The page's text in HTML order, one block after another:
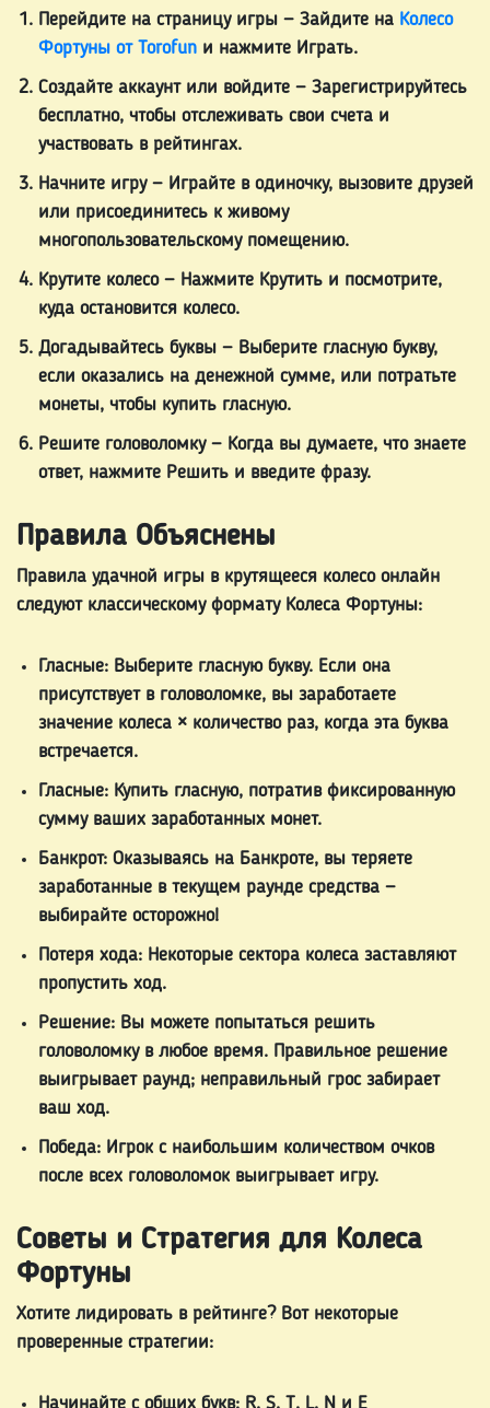
Перейдите на страницу игры — Зайдите на Колесо
Фортуны от Torofun и нажмите Играть.
Создайте аккаунт или войдите — Зарегистрируйтесь
бесплатно, чтобы отслеживать свои счета и
участвовать в рейтингах.
Начните игру— Играйте в одиночку, вызовите друзей
или присоединитесь к живому
многопользовательскому помещению.
Крутите колесо— Нажмите Крутить и посмотрите,
куда остановится колесо.
Догадывайтесь буквы — Выберите гласную букву,
если оказались на денежной сумме, или потратьте
монеты, чтобы купить гласную.
Решите головоломку— Когда вы думаете, что знаете
ответ, нажмите Решить и введите фразу.
Правила Объяснены
Правила удачной игры в крутящееся колесо онлайн
следуют классическому формату Колеса Фортуны:
Гласные: Выберите гласную букву. Если она
присутствует в головоломке, вы заработаете
значение колеса × количество раз, когда эта буква
встречается.
Гласные: Купить гласную, потратив фиксированную
сумму ваших заработанных монет.
Банкрот: Оказываясь на Банкроте, вы теряете
заработанные в текущем раунде средства —
выбирайте осторожно!
Потеря хода: Некоторые сектора колеса заставляют
пропустить ход.
Решение: Вы можете попытаться решить
головоломку в любое время. Правильное решение
выигрывает раунд; неправильный грос забирает
ваш ход.
Победа: Игрок с наибольшим количеством очков
после всех головоломок выигрывает игру.
Советы и Стратегия для Колеса
Фортуны
Хотите лидировать в рейтинге? Вот некоторые
проверенные стратегии:
Начинайте с общих букв: R, S, T, L, N и E